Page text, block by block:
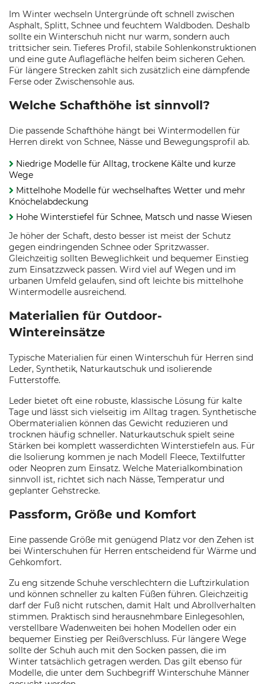
Im Winter wechseln Untergründe oft schnell zwischen
Asphalt, Splitt, Schnee und feuchtem Waldboden. Deshalb
sollte ein Winterschuh nicht nur warm, sondern auch
trittsicher sein. Tieferes Profil, stabile Sohlenkonstruktionen
und eine gute Auflagefläche helfen beim sicheren Gehen.
Für längere Strecken zahlt sich zusätzlich eine dämpfende
Ferse oder Zwischensohle aus.
Welche Schafthöhe ist sinnvoll?
Die passende Schafthöhe hängt bei Wintermodellen für
Herren direkt von Schnee, Nässe und Bewegungsprofil ab.
Niedrige Modelle für Alltag, trockene Kälte und kurze
Wege
Mittelhohe Modelle für wechselhaftes Wetter und mehr
Knöchelabdeckung
Hohe Winterstiefel für Schnee, Matsch und nasse Wiesen
Je höher der Schaft, desto besser ist meist der Schutz
gegen eindringenden Schnee oder Spritzwasser.
Gleichzeitig sollten Beweglichkeit und bequemer Einstieg
zum Einsatzzweck passen. Wird viel auf Wegen und im
urbanen Umfeld gelaufen, sind oft leichte bis mittelhohe
Wintermodelle ausreichend.
Materialien für Outdoor-
Wintereinsätze
Typische Materialien für einen Winterschuh für Herren sind
Leder, Synthetik, Naturkautschuk und isolierende
Futterstoffe.
Leder bietet oft eine robuste, klassische Lösung für kalte
Tage und lässt sich vielseitig im Alltag tragen. Synthetische
Obermaterialien können das Gewicht reduzieren und
trocknen häufig schneller. Naturkautschuk spielt seine
Stärken bei komplett wasserdichten Winterstiefeln aus. Für
die Isolierung kommen je nach Modell Fleece, Textilfutter
oder Neopren zum Einsatz. Welche Materialkombination
sinnvoll ist, richtet sich nach Nässe, Temperatur und
geplanter Gehstrecke.
Passform, Größe und Komfort
Eine passende Größe mit genügend Platz vor den Zehen ist
bei Winterschuhen für Herren entscheidend für Wärme und
Gehkomfort.
Zu eng sitzende Schuhe verschlechtern die Luftzirkulation
und können schneller zu kalten Füßen führen. Gleichzeitig
darf der Fuß nicht rutschen, damit Halt und Abrollverhalten
stimmen. Praktisch sind herausnehmbare Einlegesohlen,
verstellbare Wadenweiten bei hohen Modellen oder ein
bequemer Einstieg per Reißverschluss. Für längere Wege
sollte der Schuh auch mit den Socken passen, die im
Winter tatsächlich getragen werden. Das gilt ebenso für
Modelle, die unter dem Suchbegriff Winterschuhe Männer